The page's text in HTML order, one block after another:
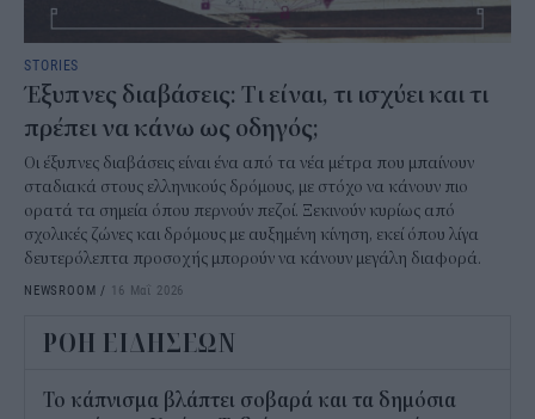
STORIES
Έξυπνες διαβάσεις: Tι είναι, τι ισχύει και τι
πρέπει να κάνω ως οδηγός;
Οι έξυπνες διαβάσεις είναι ένα από τα νέα μέτρα που μπαίνουν
σταδιακά στους ελληνικούς δρόμους, με στόχο να κάνουν πιο
ορατά τα σημεία όπου περνούν πεζοί. Ξεκινούν κυρίως από
σχολικές ζώνες και δρόμους με αυξημένη κίνηση, εκεί όπου λίγα
δευτερόλεπτα προσοχής μπορούν να κάνουν μεγάλη διαφορά.
NEWSROOM / 16 Μαΐ 2026
ΡΟΗ ΕΙΔΗΣΕΩΝ
Το κάπνισμα βλάπτει σοβαρά και τα δημόσια